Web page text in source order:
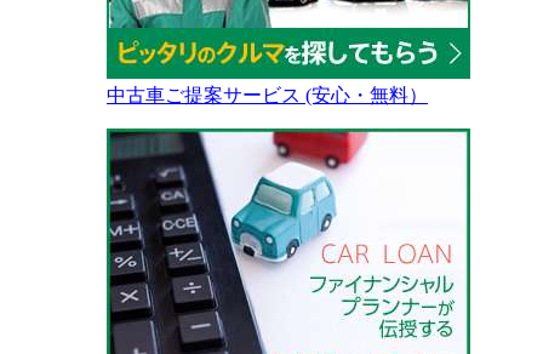
中古車ご提案サービス (安心・無料）